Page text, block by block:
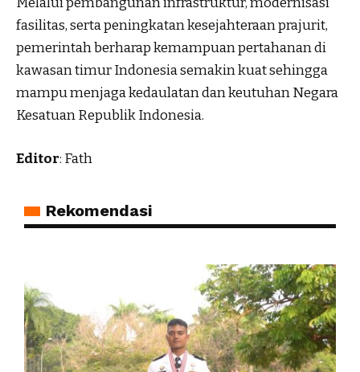
fasilitas, serta peningkatan kesejahteraan prajurit,
pemerintah berharap kemampuan pertahanan di
kawasan timur Indonesia semakin kuat sehingga
mampu menjaga kedaulatan dan keutuhan Negara
Kesatuan Republik Indonesia.
Editor: Fath
Rekomendasi